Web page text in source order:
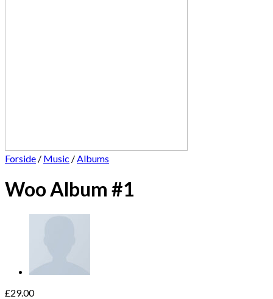
Forside / Music /Albums
Woo Album #1
£29.00